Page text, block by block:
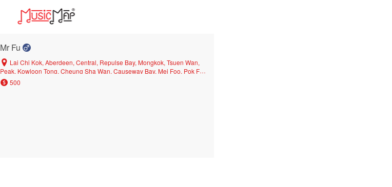
Mr Fu
Lai Chi Kok, Aberdeen, Central, Repulse Bay, Mongkok, Tsuen Wan,
Peak, Kowloon Tong, Cheung Sha Wan, Causeway Bay, Mei Foo, Pok Fu
Lam, Central District, Sham Shui Po, Sheung Wan, Wan Chai, Kwai
Chung, Sai Ying Pun, Tsing Yi, Happy Valley
500